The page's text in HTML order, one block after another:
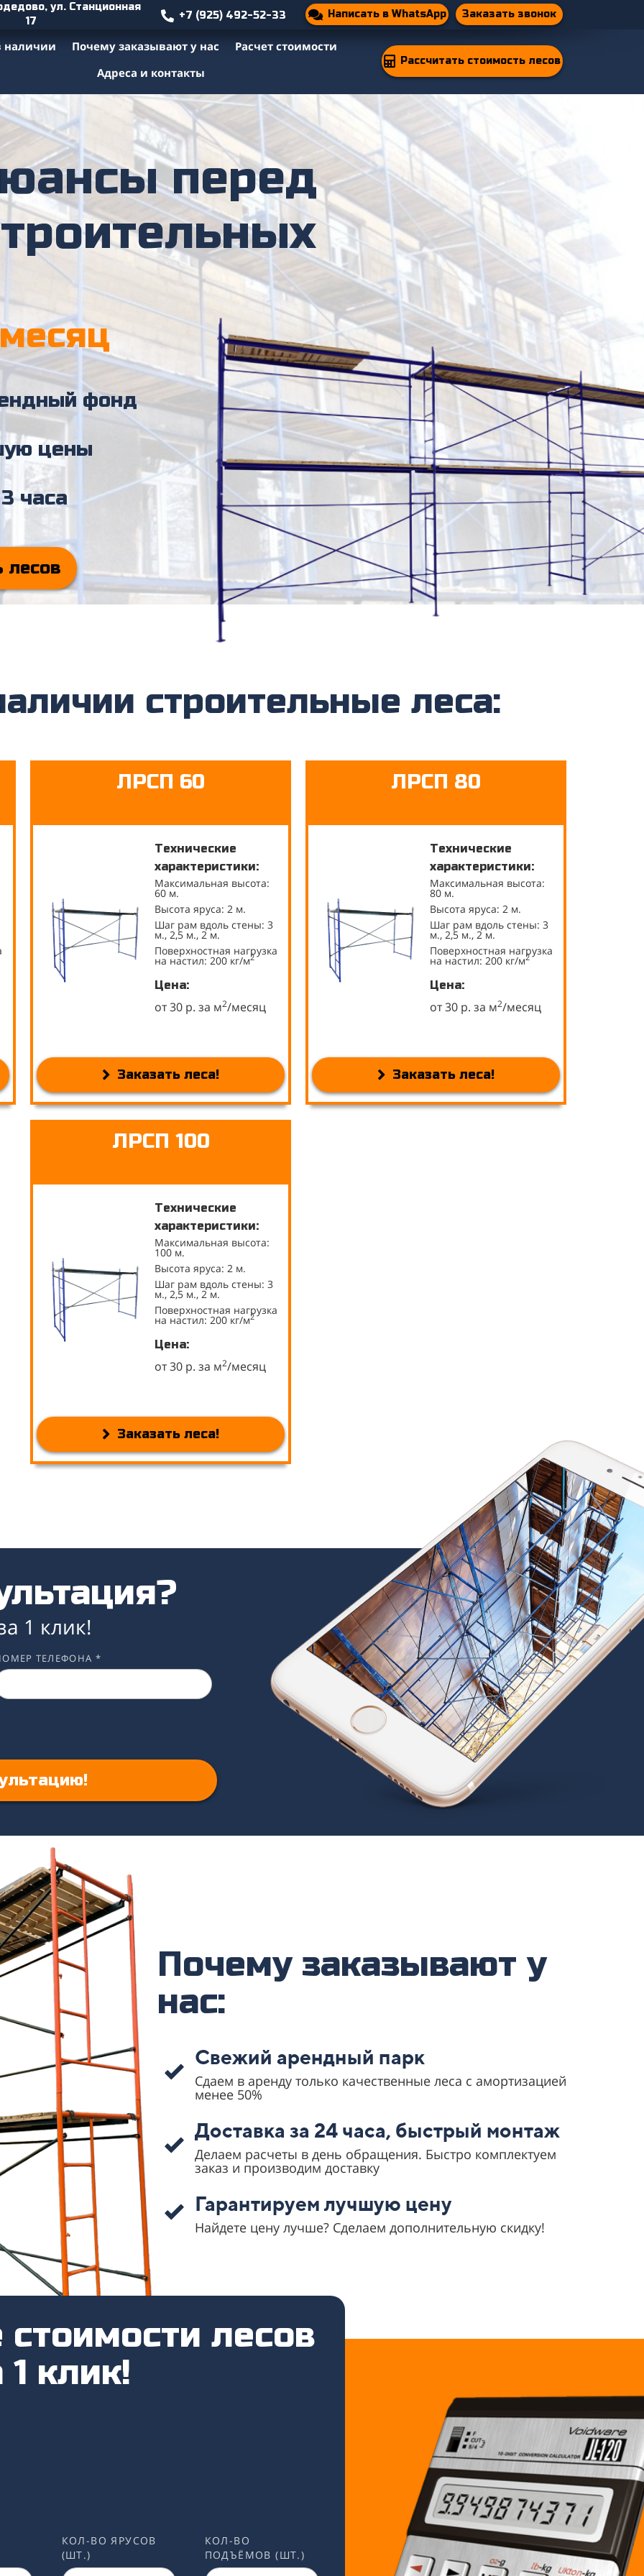
ул. Станционная
17
+7 (925) 492-52-33 Написать в WhatsApp Заказать звонок
наличии Почему заказывают у нас
Расчет стоимости
Адреса и контакты
Рассчитать стоимость лесов
перед
фонд
цены
часа
лесов
строительные леса:
ЛРСП 60
Технические
характеристики:
Максимальная высота:
60 м.
Высота яруса: 2 м.
Шаг рам вдоль стены: 3
м., 2,5 м., 2 м.
Поверхностная нагрузка
на настил: 200 кг/м2
Цена:
от 30 р. за м2/месяц
Заказать леса!
ЛРСП 80
Технические
характеристики:
Максимальная высота:
80 м.
Высота яруса: 2 м.
Шаг рам вдоль стены: 3
м., 2,5 м., 2 м.
Поверхностная нагрузка
на настил: 200 кг/м2
Цена:
от 30 р. за м2/месяц
Заказать леса!
ЛРСП 100
Технические
характеристики:
Максимальная высота:
100 м.
Высота яруса: 2 м.
Шаг рам вдоль стены: 3
м., 2,5 м., 2 м.
Поверхностная нагрузка
на настил: 200 кг/м2
Цена:
от 30 р. за м2/месяц
Заказать леса!
1 клик!
ТЕЛЕФОНА *
Почему заказывают у
нас:
Свежий арендный парк
Сдаем в аренду только качественные леса с амортизацией
менее 50%
Доставка за 24 часа, быстрый монтаж
Делаем расчеты в день обращения. Быстро комплектуем
заказ и производим доставку
Гарантируем лучшую цену
Найдете цену лучше? Сделаем дополнительную скидку!
стоимости лесов
1 клик!
КОЛ-ВО ЯРУСОВ
(ШТ.)
КОЛ-ВО
ПОДЪЁМОВ (ШТ.)